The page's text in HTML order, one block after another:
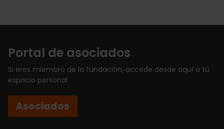
Portal de asociados
Si eres miembro de la fundación, accede desde aquí a tu
espacio personal
Asociados